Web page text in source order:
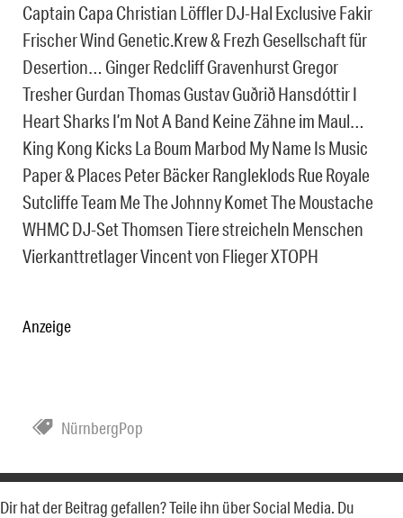
Captain Capa Christian Löffler DJ-Hal Exclusive Fakir
Frischer Wind Genetic.Krew & Frezh Gesellschaft für
Desertion… Ginger Redcliff Gravenhurst Gregor
Tresher Gurdan Thomas Gustav Guðrið Hansdóttir I
Heart Sharks I’m Not A Band Keine Zähne im Maul…
King Kong Kicks La Boum Marbod My Name Is Music
Paper & Places Peter Bäcker Rangleklods Rue Royale
Sutcliffe Team Me The Johnny Komet The Moustache
WHMC DJ-Set Thomsen Tiere streicheln Menschen
Vierkanttretlager Vincent von Flieger XTOPH
Anzeige
NürnbergPop
Dir hat der Beitrag gefallen? Teile ihn über Social Media. Du